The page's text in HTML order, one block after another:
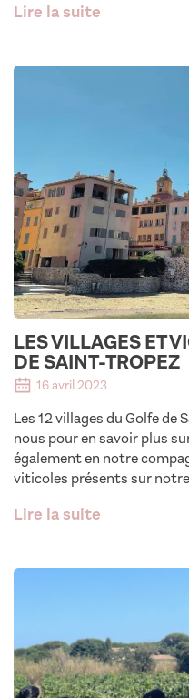
Lire la suite
LES VILLAGES ET
DE SAINT-TROPEZ
16 avril 2023
Les 12 villages du Golfe de
nous pour en savoir plus
également en notre
viticoles présents sur
Lire la suite